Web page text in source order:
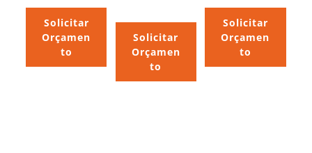
Solicitar
Orçamen
to
Solicitar
Orçamen
to
Solicitar
Orçamen
to